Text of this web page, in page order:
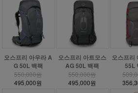
오스프리 아우라 A
G 50L 백팩
550,000원
495,000원
오스프리 아트모스
AG 50L 백팩
550,000원
495,000원
오스프리
55L